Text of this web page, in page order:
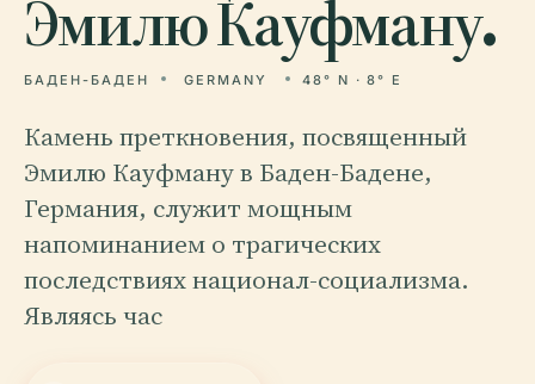
Эмилю Кауфману.
БАДЕН-БАДЕН GERMANY 48° N · 8° E
Камень преткновения, посвященный
Эмилю Кауфману в Баден-Бадене,
Германия, служит мощным
напоминанием о трагических
последствиях национал-социализма.
Являясь час